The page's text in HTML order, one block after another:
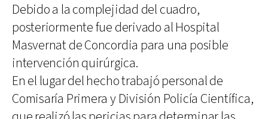
Debido a la complejidad del cuadro,
posteriormente fue derivado al Hospital
Masvernat de Concordia para una posible
intervención quirúrgica.
En el lugar del hecho trabajó personal de
Comisaría Primera y División Policía Científica,